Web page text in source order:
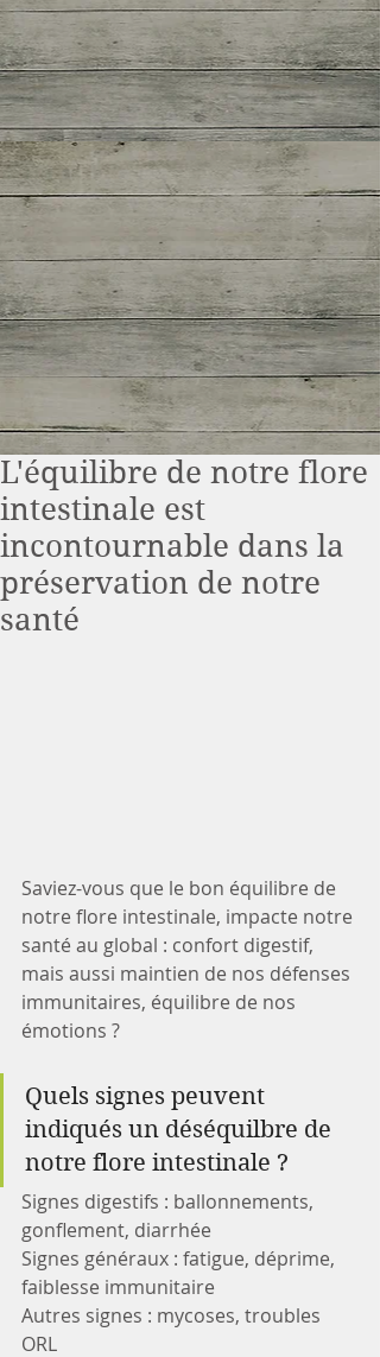
L'équilibre de notre flore
intestinale est
incontournable dans la
préservation de notre
santé
Saviez-vous que le bon équilibre de
notre flore intestinale, impacte notre
santé au global : confort digestif,
mais aussi maintien de nos défenses
immunitaires, équilibre de nos
émotions ?
Quels signes peuvent
indiqués un déséquilbre de
notre flore intestinale ?
Signes digestifs : ballonnements,
gonflement, diarrhée
Signes généraux : fatigue, déprime,
faiblesse immunitaire
Autres signes : mycoses, troubles
ORL